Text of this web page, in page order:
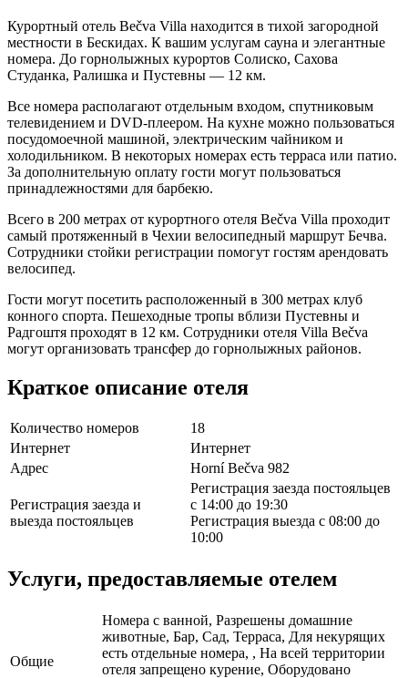
Курортный отель Bečva Villa находится в тихой загородной
местности в Бескидах. К вашим услугам сауна и элегантные
номера. До горнолыжных курортов Солиско, Сахова
Студанка, Ралишка и Пустевны — 12 км.
Все номера располагают отдельным входом, спутниковым
телевидением и DVD-плеером. На кухне можно пользоваться
посудомоечной машиной, электрическим чайником и
холодильником. В некоторых номерах есть терраса или патио.
За дополнительную оплату гости могут пользоваться
принадлежностями для барбекю.
Всего в 200 метрах от курортного отеля Bečva Villa проходит
самый протяженный в Чехии велосипедный маршрут Бечва.
Сотрудники стойки регистрации помогут гостям арендовать
велосипед.
Гости могут посетить расположенный в 300 метрах клуб
конного спорта. Пешеходные тропы вблизи Пустевны и
Радгоштя проходят в 12 км. Сотрудники отеля Villa Bečva
могут организовать трансфер до горнолыжных районов.
Краткое описание отеля
Количество номеров
18
Интернет
Интернет
Адрес
Horní Bečva 982
Регистрация заезда и
выезда постояльцев
Регистрация заезда постояльцев
с 14:00 до 19:30
Регистрация выезда с 08:00 до
10:00
Услуги, предоставляемые отелем
Общие
Номера с ванной, Разрешены домашние
животные, Бар, Сад, Терраса, Для некурящих
есть отдельные номера, , На всей территории
отеля запрещено курение, Оборудовано